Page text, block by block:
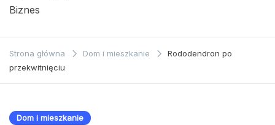
Biznes
Strona główna Dom i mieszkanie
Rododendron po
przekwitnięciu
Dom i mieszkanie